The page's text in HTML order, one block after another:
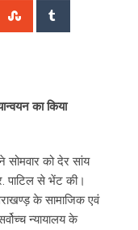
WhatsappStumbleUpon
का किया
सोमवार को देर सांय
पाटिल से भेंट की।
के सामाजिक एवं
न्यायालय के